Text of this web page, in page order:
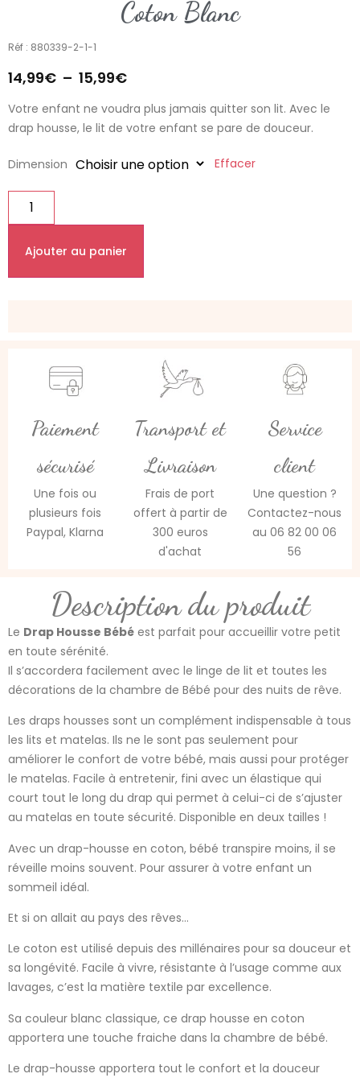
Coton Blanc
Réf : 880339-2-1-1
14,99€ – 15,99€
Votre enfant ne voudra plus jamais quitter son lit. Avec le
drap housse, le lit de votre enfant se pare de douceur.
Dimension Effacer
Ajouter au panier
Paiement
sécurisé
Une fois ou
plusieurs fois
Paypal, Klarna
Transport et
Livraison
Frais de port
offert à partir de
300 euros
d'achat
Service
client
Une question ?
Contactez-nous
au 06 82 00 06
56
Description du produit
Le Drap Housse Bébé est parfait pour accueillir votre petit
en toute sérénité.
Il s’accordera facilement avec le linge de lit et toutes les
décorations de la chambre de Bébé pour des nuits de rêve.
Les draps housses sont un complément indispensable à tous
les lits et matelas. Ils ne le sont pas seulement pour
améliorer le confort de votre bébé, mais aussi pour protéger
le matelas. Facile à entretenir, fini avec un élastique qui
court tout le long du drap qui permet à celui-ci de s’ajuster
au matelas en toute sécurité. Disponible en deux tailles !
Avec un drap-housse en coton, bébé transpire moins, il se
réveille moins souvent. Pour assurer à votre enfant un
sommeil idéal.
Et si on allait au pays des rêves…
Le coton est utilisé depuis des millénaires pour sa douceur et
sa longévité. Facile à vivre, résistante à l’usage comme aux
lavages, c’est la matière textile par excellence.
Sa couleur blanc classique, ce drap housse en coton
apportera une touche fraiche dans la chambre de bébé.
Le drap-housse apportera tout le confort et la douceur